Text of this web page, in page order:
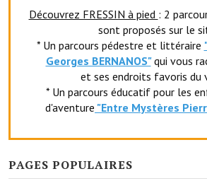
L'association Avotra-France
Le foyer de la Planquette
L'association des anciens combattants
L'US Crequy Fressin
Découvrez FRESSIN à pied : 2
sont proposés sur le
* Un parcours pédestre et littéraire
Georges BERNANOS" qui vous
et ses endroits favoris du
* Un parcours éducatif pour les
d'aventure "Entre Mystères
PAGES POPULAIRES